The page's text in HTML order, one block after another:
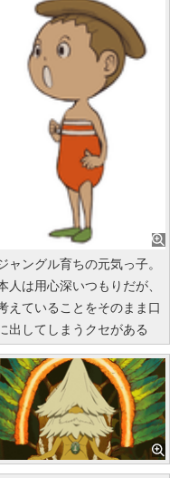
ャングル育ちの元気っ子。
人は用心深いつもりだが、
えていることをそのまま口
出してしまうクセがある